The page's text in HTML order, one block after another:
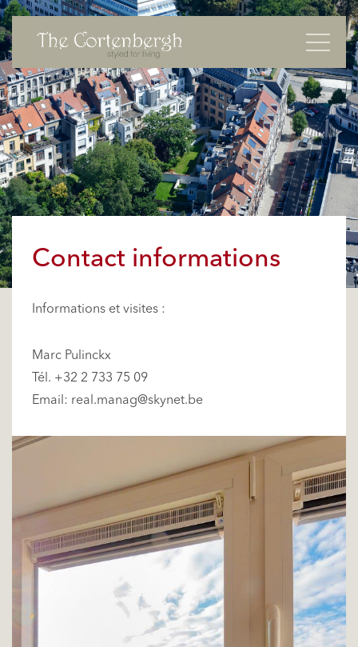
Contact informations
Informations et visites :
Marc Pulinckx
Tél. +32 2 733 75 09
Email: real.manag@skynet.be